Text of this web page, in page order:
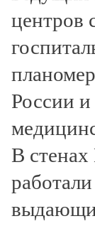
центров
России и
В стенах